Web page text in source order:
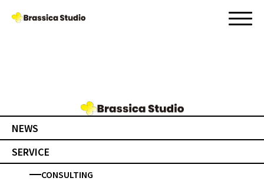
タグ:中野区
NEWS
SERVICE
CONSULTING